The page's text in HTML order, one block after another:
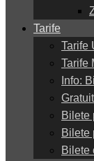
Tarife
Tarife
Tarife
Info:
Bilete
Bilete
Bilete